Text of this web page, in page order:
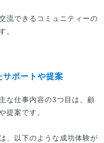
流できるコミュニティーの
。
サポートや提案
な仕事内容の3つ目は、顧
提案です。
、以下のような成功体験が